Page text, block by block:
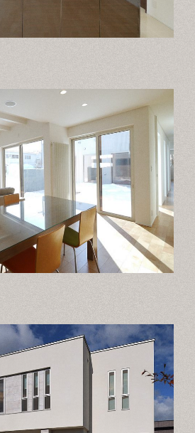
２階建て
地下室
ウッドデッキ・テラス
ガレージハウス
インテリア・内装